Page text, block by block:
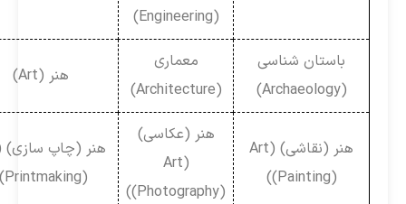
Engineering))
باستان شناسی
معماری
(Architecture)
هنر (نقاشی) (Art
(Painting))
هنر (عکاسی)
(Photography))
هنر (چاپ سازی) (Art
(Printmaking))